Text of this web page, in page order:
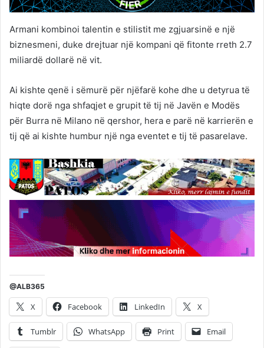
Armani kombinoi talentin e stilistit me zgjuarsinë e një
biznesmeni, duke drejtuar një kompani që fitonte rreth 2.7
miliardë dollarë në vit.
Ai kishte qenë i sëmurë për njëfarë kohe dhe u detyrua të
hiqte dorë nga shfaqjet e grupit të tij në Javën e Modës
për Burra në Milano në qershor, hera e parë në karrierën e
tij që ai kishte humbur një nga eventet e tij të pasarelave.
@ALB365
X Facebook LinkedIn X
Tumblr WhatsApp Print Email